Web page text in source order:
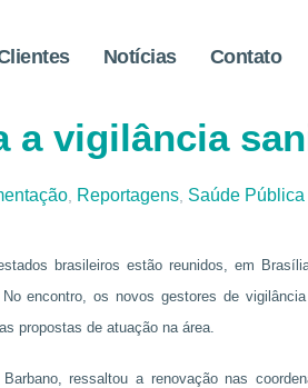
Notícias Contato
desafios
a vigilância
Reportagens Saúde Pública
brasileiros estão reunidos, em
encontro, os novos gestores de
propostas de atuação na área.
ressaltou a renovação nas